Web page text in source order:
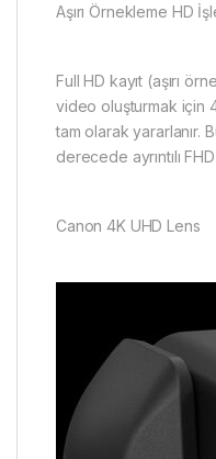
Aşırı Örnekleme HD
Full HD kayıt (aşırı
video oluşturmak için
tam olarak yararlanır.
derecede ayrıntılı
Canon 4K UHD Lens